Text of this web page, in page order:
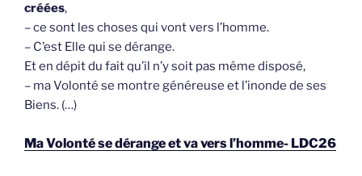
créées,
– ce sont les choses qui vont vers l’homme.
– C’est Elle qui se dérange.
Et en dépit du fait qu’il n’y soit pas même disposé,
– ma Volonté se montre généreuse et l’inonde de ses
Biens. (…)
Ma Volonté se dérange et va vers l’homme- LDC26